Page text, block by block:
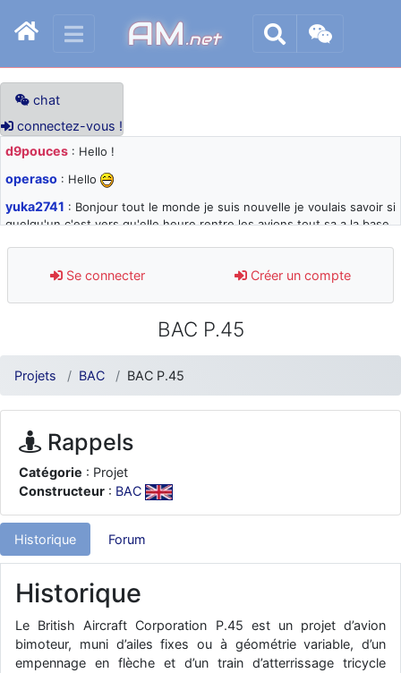
AM.net
chat
connectez-vous !
d9pouces : Hello !
operaso : Hello
yuka2741 : Bonjour tout le monde je suis nouvelle je voulais savoir si
quelqu'un c'est vers qu'elle heure rentre les avions tout sa a la base
d9pouces: désolé pour les quelques blocages du site ces derniers
jours : je teste des méthodes contre le spam et les bots trop nocifs
: Super, la nouvelle bannière
d9pouces
: je suis un avion@,._,+ > lesquels ? je ne suis pas sûr de
comprendre
d9pouces: ouakamois > si tu parles du sujet sur l'Armée de l'Air,
bien sûr que oui !
je suis un avion@,._,+
moi et quelques avions n'ont pas les mêmes noms qu'aujourd'hui
: Bonjourà toutes et à tous.en espérantque ces
quelques images du Pays Basque vous auront plu ; Agur…
d9pouces: Je me rattraperai à la Ferté samedi
fox_50: Bonjour, certains parmis vous étaient-ils présent au
meeting de Lann Bihoué de 2026 ?
cachée dans les pins: Coucou et excellente année 2026 à tous et
au site!
Se connecter Créer un compte
BAC P.45
Projets BAC BAC P.45
Rappels
Catégorie : Projet
Constructeur : BAC
Historique Forum
Historique
Le British Aircraft Corporation P.45 est un projet d’avion
bimoteur, muni d’ailes fixes ou à géométrie variable, d’un
empennage en flèche et d’un train d’atterrissage tricycle